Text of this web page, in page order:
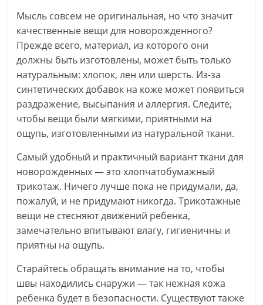
Мысль совсем не оригинальная, но что значит
качественные вещи для новорожденного?
Прежде всего, материал, из которого они
должны быть изготовлены, может быть только
натуральным: хлопок, лен или шерсть. Из-за
синтетических добавок на коже может появиться
раздражение, высыпания и аллергия. Следите,
чтобы вещи были мягкими, приятными на
ощупь, изготовленными из натуральной ткани.
Самый удобный и практичный вариант ткани для
новорожденных — это хлопчатобумажный
трикотаж. Ничего лучше пока не придумали, да,
пожалуй, и не придумают никогда. Трикотажные
вещи не стесняют движений ребенка,
замечательно впитывают влагу, гигиеничны и
приятны на ощупь.
Старайтесь обращать внимание на то, чтобы
швы находились снаружи — так нежная кожа
ребенка будет в безопасности. Существуют также